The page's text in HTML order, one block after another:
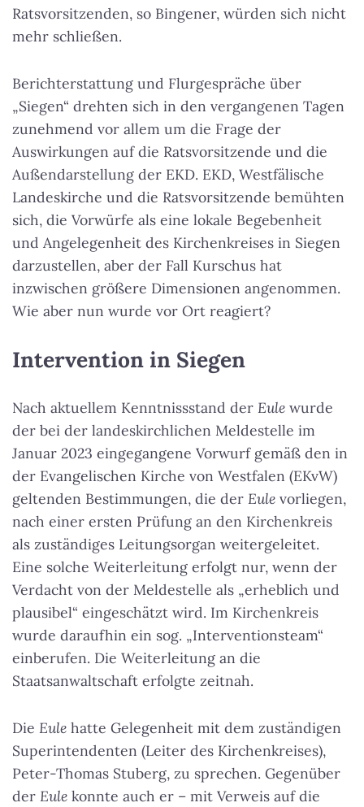
Ratsvorsitzenden, so Bingener, würden sich nicht
mehr schließen.
Berichterstattung und Flurgespräche über
„Siegen“ drehten sich in den vergangenen Tagen
zunehmend vor allem um die Frage der
Auswirkungen auf die Ratsvorsitzende und die
Außendarstellung der EKD. EKD, Westfälische
Landeskirche und die Ratsvorsitzende bemühten
sich, die Vorwürfe als eine lokale Begebenheit
und Angelegenheit des Kirchenkreises in Siegen
darzustellen, aber der Fall Kurschus hat
inzwischen größere Dimensionen angenommen.
Wie aber nun wurde vor Ort reagiert?
Intervention in Siegen
Nach aktuellem Kenntnissstand der Eule wurde
der bei der landeskirchlichen Meldestelle im
Januar 2023 eingegangene Vorwurf gemäß den in
der Evangelischen Kirche von Westfalen (EKvW)
geltenden Bestimmungen, die der Eule vorliegen,
nach einer ersten Prüfung an den Kirchenkreis
als zuständiges Leitungsorgan weitergeleitet.
Eine solche Weiterleitung erfolgt nur, wenn der
Verdacht von der Meldestelle als „erheblich und
plausibel“ eingeschätzt wird. Im Kirchenkreis
wurde daraufhin ein sog. „Interventionsteam“
einberufen. Die Weiterleitung an die
Staatsanwaltschaft erfolgte zeitnah.
Die Eule hatte Gelegenheit mit dem zuständigen
Superintendenten (Leiter des Kirchenkreises),
Peter-Thomas Stuberg, zu sprechen. Gegenüber
der Eule konnte auch er – mit Verweis auf die